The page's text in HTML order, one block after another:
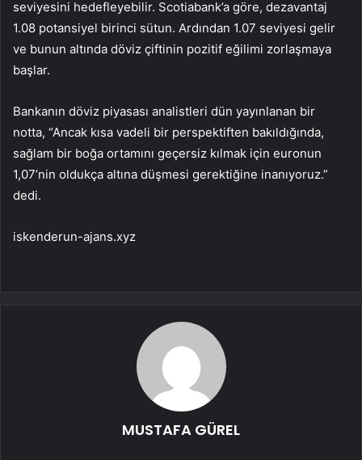
seviyesini hedefleyebilir. Scotiabank’a göre, dezavantaj
1.08 potansiyel birinci sütun. Ardından 1.07 seviyesi gelir
ve bunun altında döviz çiftinin pozitif eğilimi zorlaşmaya
başlar.
Bankanın döviz piyasası analistleri dün yayınlanan bir
notta, “Ancak kısa vadeli bir perspektiften bakıldığında,
sağlam bir boğa ortamını geçersiz kılmak için euronun
1,07’nin oldukça altına düşmesi gerektiğine inanıyoruz.”
dedi.
iskenderun-ajans.xyz
MUSTAFA GÜREL